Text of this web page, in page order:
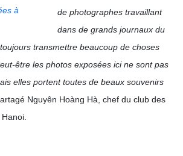
à
de photographes travaillant
dans de grands journaux du
transmettre beaucoup de choses
être les photos exposées ici ne sont pas
elles portent toutes de beaux souvenirs
Nguyên Hoàng Hà, chef du club des